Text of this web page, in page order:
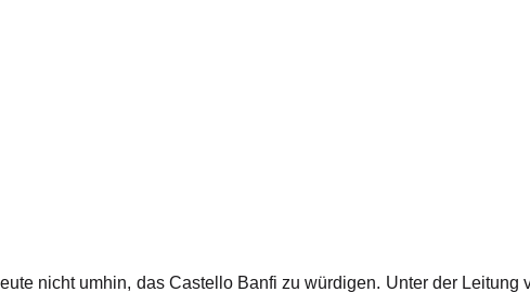
nicht umhin, das Castello Banfi zu würdigen. Unter der Leitung